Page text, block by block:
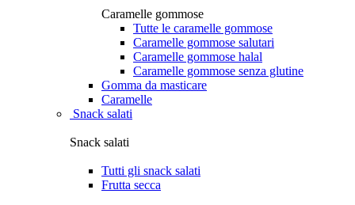
Caramelle gommose
Tutte le caramelle gommose
Caramelle gommose salutari
Caramelle gommose halal
Caramelle gommose senza glutine
Gomma da masticare
Caramelle
Snack salati
Snack salati
Tutti gli snack salati
Frutta secca